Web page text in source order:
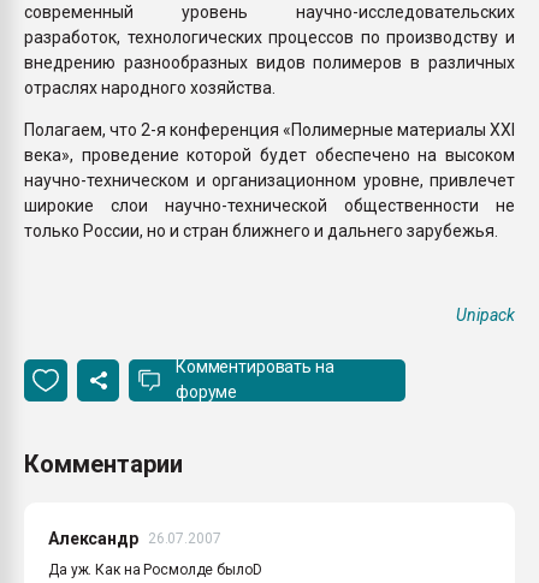
современный уровень научно-исследовательских
разработок, технологических процессов по производству и
внедрению разнообразных видов полимеров в различных
отраслях народного хозяйства.
Полагаем, что 2-я конференция «Полимерные материалы XXI
века», проведение которой будет обеспечено на высоком
научно-техническом и организационном уровне, привлечет
широкие слои научно-технической общественности не
только России, но и стран ближнего и дальнего зарубежья.
Unipack
Комментировать на
форуме
Комментарии
Александр
26.07.2007
Да уж. Как на Росмолде былоD